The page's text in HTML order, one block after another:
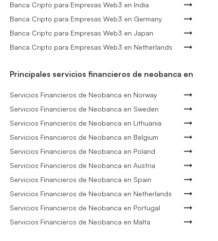
Banca Cripto para Empresas Web3 en India
Banca Cripto para Empresas Web3 en Germany
Banca Cripto para Empresas Web3 en Japan
Banca Cripto para Empresas Web3 en Netherlands
Principales servicios financieros de neobanca en
Servicios Financieros de Neobanca en Norway
Servicios Financieros de Neobanca en Sweden
Servicios Financieros de Neobanca en Lithuania
Servicios Financieros de Neobanca en Belgium
Servicios Financieros de Neobanca en Poland
Servicios Financieros de Neobanca en Austria
Servicios Financieros de Neobanca en Spain
Servicios Financieros de Neobanca en Netherlands
Servicios Financieros de Neobanca en Portugal
Servicios Financieros de Neobanca en Malta